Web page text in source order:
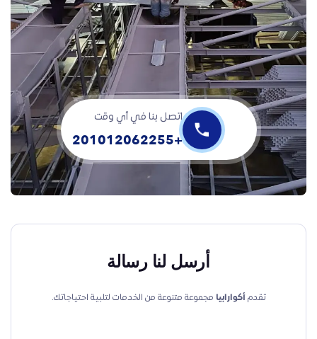
اتصل بنا في أي وقت
+201012062255
أرسل لنا رسالة
تقدم أكوارابيا مجموعة متنوعة من الخدمات لتلبية احتياجاتك.